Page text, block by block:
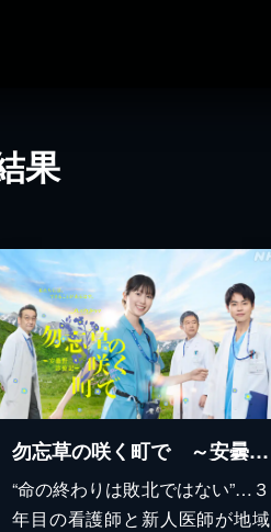
果
勿忘草の咲く町で ～安曇野診療記～
“命の終わりは敗北ではない”…３
年目の看護師と新人医師が地域